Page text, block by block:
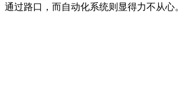
通过路口，而自动化系统则显得力不从心。